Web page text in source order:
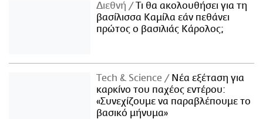
Διεθνή
Τι θα ακολουθήσει για τη
βασίλισσα Καμίλα εάν πεθάνει
πρώτος ο βασιλιάς Κάρολος;
Τech & Science
Νέα εξέταση για
καρκίνο του παχέος εντέρου:
«Συνεχίζουμε να παραβλέπουμε το
βασικό μήνυμα»